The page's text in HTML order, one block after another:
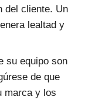
del cliente. Un
lealtad y
su equipo son
de que
marca y los